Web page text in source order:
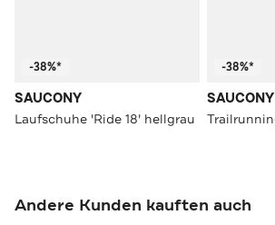
-38%*
SAUCONY
Laufschuhe 'Ride 18' hellgrau
-38%*
SAUCONY
Andere Kunden kauften auch